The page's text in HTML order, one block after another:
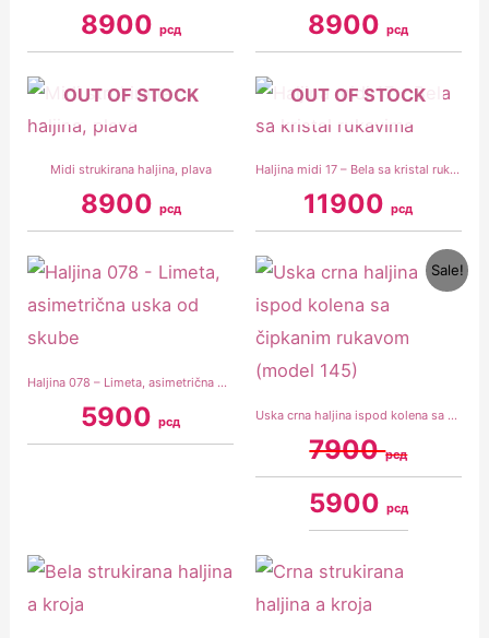
8900 рсд 8900рсд
OUT OF STOCK
Midi strukirana haljina, plava
8900 рсд
OUT OF STOCK
Haljina midi 17 – Bela sa kristal rukavima
11900рсд
Haljina 078 – Limeta, asimetrična uska od skube
5900рсд
Sale!
Uska crna haljina ispod kolena sa čipkanim rukavom (model 145)
7900рсд
price
was:
7900 рсд.
5900 рсд
Current
price